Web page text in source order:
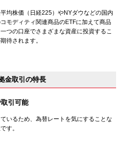
均株価（日経225）やNYダウなどの国内
モディティ関連商品のETFに加えて商品
つの口座でさまざまな資産に投資するこ
待されます。
金取引の特長
引可能
いるため、為替レートを気にすることな
す。